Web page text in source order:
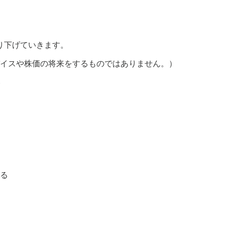
げていきます。
や株価の将来をするものではありません。）